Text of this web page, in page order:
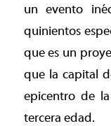
un evento
quinientos
que es un
que la capital
epicentro de
tercera edad.